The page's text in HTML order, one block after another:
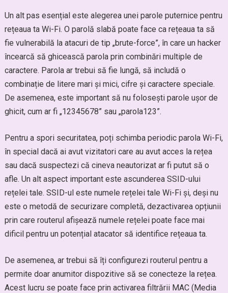
Un alt pas esențial este alegerea unei parole puternice pentru
rețeaua ta Wi-Fi. O parolă slabă poate face ca rețeaua ta să
fie vulnerabilă la atacuri de tip „brute-force”, în care un hacker
încearcă să ghicească parola prin combinări multiple de
caractere. Parola ar trebui să fie lungă, să includă o
combinație de litere mari și mici, cifre și caractere speciale.
De asemenea, este important să nu folosești parole ușor de
ghicit, cum ar fi „12345678” sau „parola123”.
Pentru a spori securitatea, poți schimba periodic parola Wi-Fi,
în special dacă ai avut vizitatori care au avut acces la rețea
sau dacă suspectezi că cineva neautorizat ar fi putut să o
afle. Un alt aspect important este ascunderea SSID-ului
rețelei tale. SSID-ul este numele rețelei tale Wi-Fi și, deși nu
este o metodă de securizare completă, dezactivarea opțiunii
prin care routerul afișează numele rețelei poate face mai
dificil pentru un potențial atacator să identifice rețeaua ta.
De asemenea, ar trebui să îți configurezi routerul pentru a
permite doar anumitor dispozitive să se conecteze la rețea.
Acest lucru se poate face prin activarea filtrării MAC (Media